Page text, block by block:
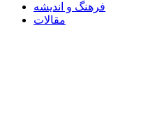
فرهنگ و اندیشه
مقالات